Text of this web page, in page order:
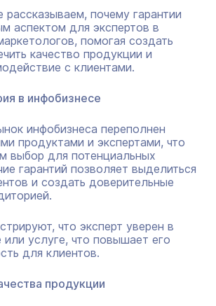
рассказываем, почему гарантии
аспектом для экспертов в
помогая создать
качество продукции и
с клиентами.
в инфобизнесе
инфобизнеса переполнен
продуктами и экспертами, что
выбор для потенциальных
гарантий позволяет выделиться
и создать доверительные
что эксперт уверен в
услуге, что повышает его
для клиентов.
продукции